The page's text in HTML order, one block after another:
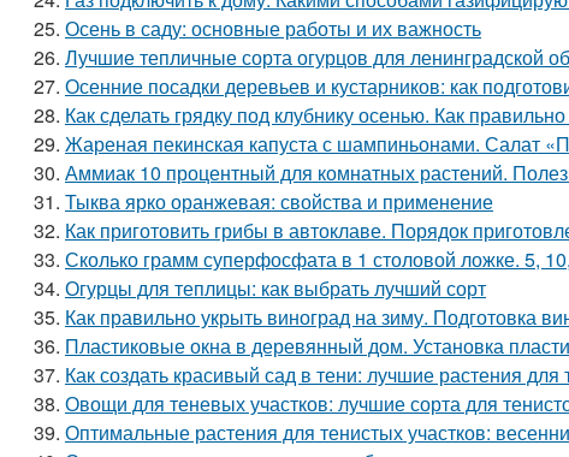
25. Осень в саду: основные работы и их важность
26. Лучшие тепличные сорта огурцов для ленинградской
27. Осенние посадки деревьев и кустарников: как
28. Как сделать грядку под клубнику осенью. Как
29. Жареная пекинская капуста с шампиньонами. Салат
30. Аммиак 10 процентный для комнатных растений.
31. Тыква ярко оранжевая: свойства и применение
32. Как приготовить грибы в автоклаве. Порядок
33. Сколько грамм суперфосфата в 1 столовой ложке. 5,
34. Огурцы для теплицы: как выбрать лучший сорт
35. Как правильно укрыть виноград на зиму. Подготовка
36. Пластиковые окна в деревянный дом. Установка
37. Как создать красивый сад в тени: лучшие растения для
38. Овощи для теневых участков: лучшие сорта для
39. Оптимальные растения для тенистых участков: